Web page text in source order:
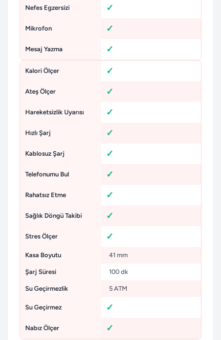
Nefes Egzersizi
Mikrofon
Mesaj Yazma
Kalori Ölçer
Ateş Ölçer
Hareketsizlik Uyarısı
Hızlı Şarj
Kablosuz Şarj
Telefonumu Bul
Rahatsız Etme
Sağlık Döngü Takibi
Stres Ölçer
Kasa Boyutu 41 mm
Şarj Süresi 100 dk
Su Geçirmezlik 5 ATM
Su Geçirmez
Nabız Ölçer